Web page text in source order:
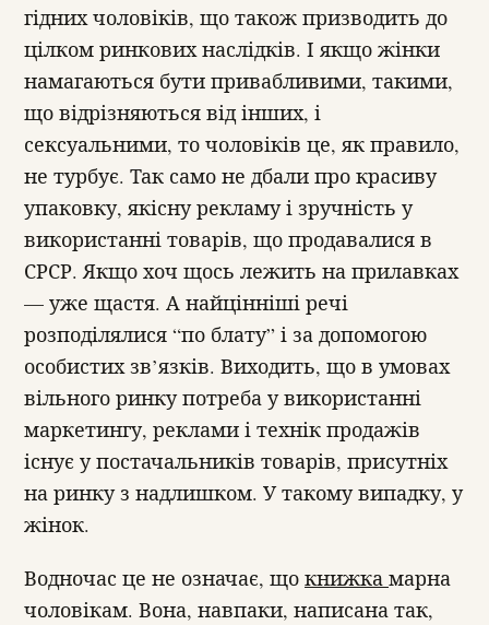
гідних чоловіків, що також призводить до
цілком ринкових наслідків. І якщо жінки
намагаються бути привабливими, такими,
що відрізняються від інших, і
сексуальними, то чоловіків це, як правило,
не турбує. Так само не дбали про красиву
упаковку, якісну рекламу і зручність у
використанні товарів, що продавалися в
СРСР. Якщо хоч щось лежить на прилавках
— уже щастя. А найцінніші речі
розподілялися “по блату” і за допомогою
особистих зв’язків. Виходить, що в умовах
вільного ринку потреба у використанні
маркетингу, реклами і технік продажів
існує у постачальників товарів, присутніх
на ринку з надлишком. У такому випадку, у
жінок.
Водночас це не означає, що книжка марна
чоловікам. Вона, навпаки, написана так,